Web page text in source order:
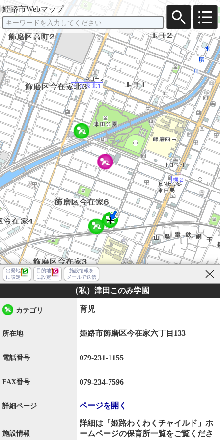
姫路市飾磨区今在家６丁目
姫路市Webマップ
出発地
に設定
目的地
に設定
施設情報を
メールで送信
（私）津田このみ学園
カテゴリ 育児
所在地 姫路市飾磨区今在家六丁目133
電話番号 079-231-1155
FAX番号 079-234-7596
詳細ページ ページを開く
施設情報
詳細は「姫路わくわくチャイルド」ホ
ームページの保育所一覧をご覧くださ